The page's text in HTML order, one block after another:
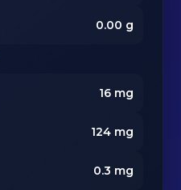
0.00 g
16mg
124mg
0.3 mg